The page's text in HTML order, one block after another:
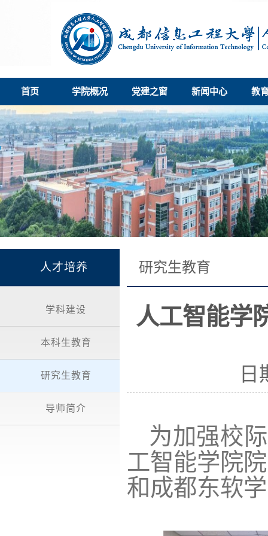
首页 学院概况 党建之窗 新闻中心 教
人才培养
学科建设
本科生教育
研究生教育
导师简介
研究生教育
人工智能学
为加强校
工智能学院
和成都东软